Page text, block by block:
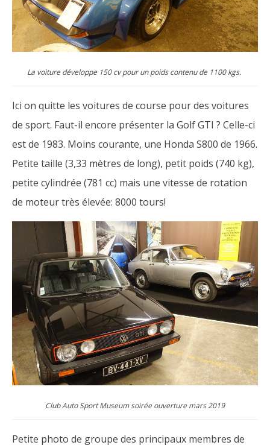
La voiture développe 150 cv pour un poids contenu de 1100 kgs.
Ici on quitte les voitures de course pour des voitures
de sport. Faut-il encore présenter la Golf GTI ? Celle-ci
est de 1983. Moins courante, une Honda S800 de 1966.
Petite taille (3,33 mètres de long), petit poids (740 kg),
petite cylindrée (781 cc) mais une vitesse de rotation
de moteur très élevée: 8000 tours!
Club Auto Sport Museum soirée ouverture mars 2019
Petite photo de groupe des principaux membres de